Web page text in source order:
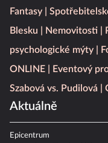
Fantasy
Blesku
Nemovitosti
psychologické mýty
ONLINE
Eventový
Szabová vs. Pudilová
Aktuálně
Epicentrum